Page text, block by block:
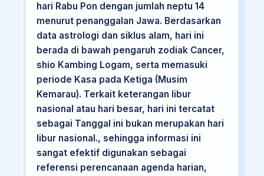
hari Rabu Pon dengan jumlah neptu 14
menurut penanggalan Jawa. Berdasarkan
data astrologi dan siklus alam, hari ini
berada di bawah pengaruh zodiak Cancer,
shio Kambing Logam, serta memasuki
periode Kasa pada Ketiga (Musim
Kemarau). Terkait keterangan libur
nasional atau hari besar, hari ini tercatat
sebagai Tanggal ini bukan merupakan hari
libur nasional., sehingga informasi ini
sangat efektif digunakan sebagai
referensi perencanaan agenda harian,